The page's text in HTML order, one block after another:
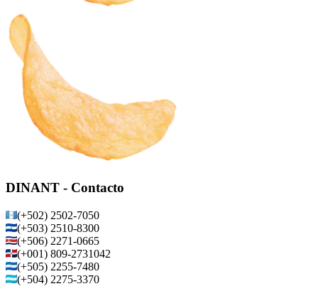
DINANT - Contacto
(+502) 2502-7050
(+503) 2510-8300
(+506) 2271-0665
(+001) 809-2731042
(+505) 2255-7480
(+504) 2275-3370